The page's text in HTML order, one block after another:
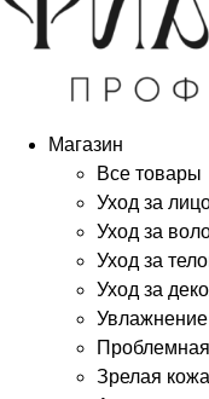
Магазин
Все товары
Уход за
Уход за
Уход за
Уход за
Зрелая кожа